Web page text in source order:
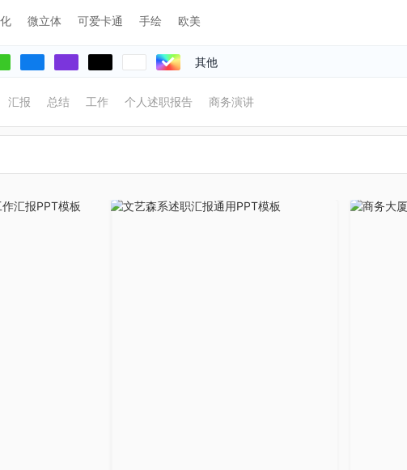
微立体 可爱卡通 手绘 欧美
其他
汇报 总结 工作 个人述职报告 商务演讲